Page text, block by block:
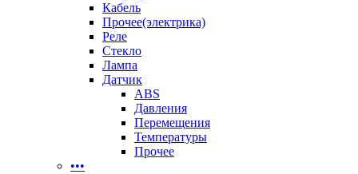
Кабель
Прочее(электрика)
Реле
Стекло
Лампа
Датчик
ABS
Давления
Перемещения
Температуры
Прочее
•••